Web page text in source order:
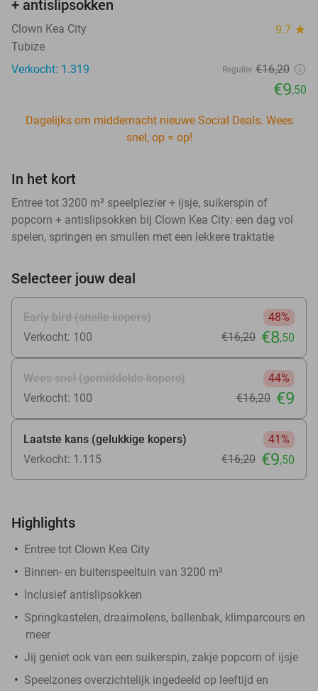
+ antislipsokken
Clown Kea City 9.7 star
Tubize
Verkocht: 1.319
Regulier €16,20
€9,50
Dagelijks om middernacht nieuwe Social Deals. Wees
snel, op = op!
In het kort
Entree tot 3200 m² speelplezier + ijsje, suikerspin of
popcorn + antislipsokken bij Clown Kea City: een dag vol
spelen, springen en smullen met een lekkere traktatie
Selecteer jouw deal
Early bird (snelle kopers)
48%
Verkocht: 100
€16,20 €8,50
Wees snel (gemiddelde kopers)
44%
Verkocht: 100
€16,20 €9
Laatste kans (gelukkige kopers)
41%
Verkocht: 1.115
€16,20 €9,50
Highlights
Entree tot Clown Kea City
Binnen- en buitenspeeltuin van 3200 m²
Inclusief antislipsokken
Springkastelen, draaimolens, ballenbak, klimparcours en
meer
Jij geniet ook van een suikerspin, zakje popcorn of ijsje
Speelzones overzichtelijk ingedeeld op leeftijd en